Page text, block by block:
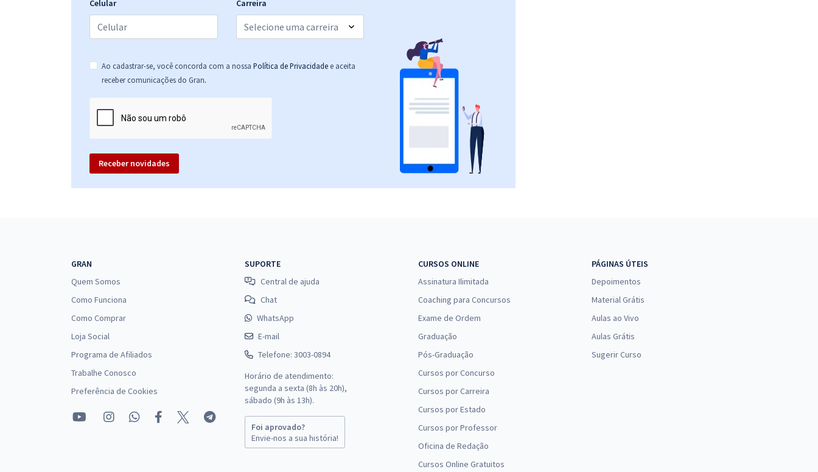
R$ 306,24à vista
25,52
(-20%)
Prefeitura de Indaiatuba - SP - Guarda Vidas Comprar
Prefeitura de Indaiatuba - SP - Técnico de
ou 12x deR$29,52
Específicos para o cargo de Técnico de Segurança
do Trabalho
Comprar
Escolar
(-20%)
Prefeitura de Indaiatuba - SP - Conhecimentos
Específicos Para o Cargo de Assistente Social
Escolar com a Equipe Gran
R$ 306,24à vista
ou 12x de
25,52 Comprar
Celular Carreira
Ao cadastrar-se, você concorda com a nossa Política de Privacidade e aceita
receber comunicações do Gran.
Receber novidades
GRAN
Quem Somos
Como Funciona
Como Comprar
Loja Social
Programa de Afiliados
Trabalhe Conosco
Preferência de Cookies
SUPORTE
Central de ajuda
Chat
WhatsApp
E-mail
Telefone: 3003-0894
Horário de atendimento:
segunda a sexta (8h às 20h),
sábado (9h às 13h).
Foi aprovado?
Envie-nos a sua história!
CURSOS ONLINE
Assinatura Ilimitada
Coaching para Concursos
Exame de Ordem
Graduação
Pós-Graduação
Cursos por Concurso
Cursos por Carreira
Cursos por Estado
Cursos por Professor
Oficina de Redação
Cursos Online Gratuitos
PÁGINAS ÚTEIS
Depoimentos
Material Grátis
Aulas ao Vivo
Aulas Grátis
Sugerir Curso